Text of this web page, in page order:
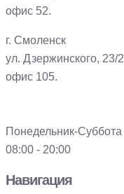
офис 52.
г. Смоленск
ул. Дзержинского, 23/2
офис 105.
Понедельник-Суббота
08:00 - 20:00
Навигация